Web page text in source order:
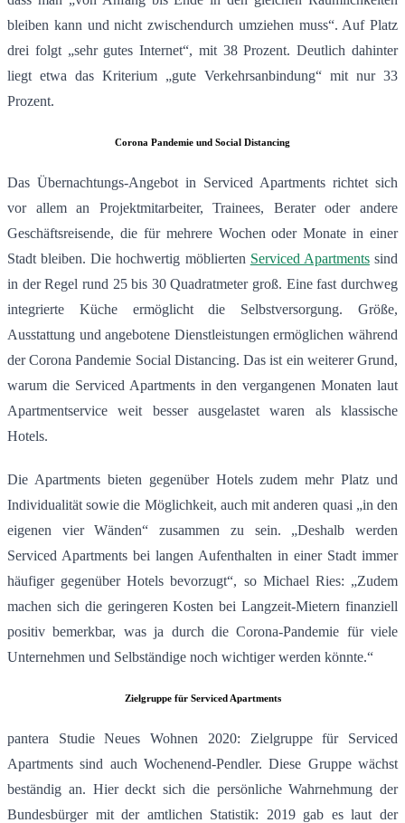
bleiben kann und nicht zwischendurch umziehen muss“. Auf Platz
drei folgt „sehr gutes Internet“, mit 38 Prozent. Deutlich dahinter
liegt etwa das Kriterium „gute Verkehrsanbindung“ mit nur 33
Prozent.
Corona Pandemie und Social Distancing
Das Übernachtungs-Angebot in Serviced Apartments richtet sich
vor allem an Projektmitarbeiter, Trainees, Berater oder andere
Geschäftsreisende, die für mehrere Wochen oder Monate in einer
Stadt bleiben. Die hochwertig möblierten Serviced Apartmentssind
in der Regel rund 25 bis 30 Quadratmeter groß. Eine fast durchweg
integrierte Küche ermöglicht die Selbstversorgung. Größe,
Ausstattung und angebotene Dienstleistungen ermöglichen während
der Corona Pandemie Social Distancing. Das ist ein weiterer Grund,
warum die Serviced Apartments in den vergangenen Monaten laut
Apartmentservice weit besser ausgelastet waren als klassische
Hotels.
Die Apartments bieten gegenüber Hotels zudem mehr Platz und
Individualität sowie die Möglichkeit, auch mit anderen quasi „in den
eigenen vier Wänden“ zusammen zu sein. „Deshalb werden
Serviced Apartments bei langen Aufenthalten in einer Stadt immer
häufiger gegenüber Hotels bevorzugt“, so Michael Ries: „Zudem
machen sich die geringeren Kosten bei Langzeit-Mietern finanziell
positiv bemerkbar, was ja durch die Corona-Pandemie für viele
Unternehmen und Selbständige noch wichtiger werden könnte.“
Zielgruppe für Serviced Apartments
pantera Studie Neues Wohnen 2020: Zielgruppe für Serviced
Apartments sind auch Wochenend-Pendler. Diese Gruppe wächst
beständig an. Hier deckt sich die persönliche Wahrnehmung der
Bundesbürger mit der amtlichen Statistik: 2019 gab es laut der